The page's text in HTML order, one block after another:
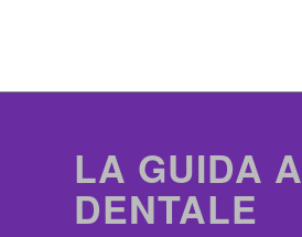
LA GUIDA
DENTALE